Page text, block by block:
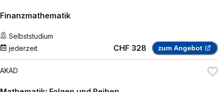
Finanzmathematik
Selbststudium
jederzeit
CHF 328 zum Angebot
AKAD